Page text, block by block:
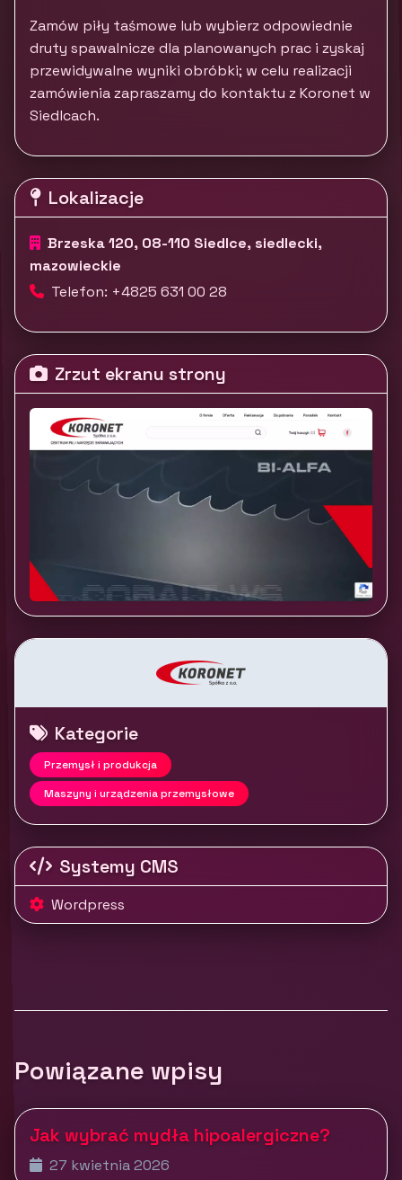
Zamów piły taśmowe lub wybierz odpowiednie
druty spawalnicze dla planowanych prac i zyskaj
przewidywalne wyniki obróbki; w celu realizacji
zamówienia zapraszamy do kontaktu z Koronet w
Siedlcach.
Lokalizacje
Brzeska 120, 08-110 Siedlce, siedlecki,
mazowieckie
Telefon: +4825 631 00 28
Zrzut ekranu strony
Kategorie
Przemysł i produkcja
Maszyny i urządzenia przemysłowe
Systemy CMS
Wordpress
Powiązane wpisy
Jak wybrać mydła hipoalergiczne?
27 kwietnia 2026